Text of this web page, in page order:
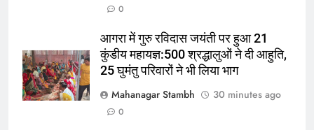
0
आगरा में गुरु रविदास जयंती पर हुआ 21
कुंडीय महायज्ञ:500 श्रद्धालुओं ने दी आहुति,
25 घुमंतु परिवारों ने भी लिया भाग
Mahanagar Stambh
30 minutes ago
0
IAS कटारिया के खिलाफ अब पूर्व सांसद ने
लिखा पत्र:सांसद बृजमोहन अग्रवाल के
बाद जयश्री बनर्जी ने दी शिकायत,108
एंबुलेंस टेंडर में जांच की मांग
उत्तर राज्य